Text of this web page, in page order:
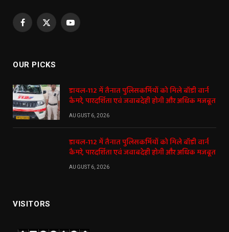
Facebook
X
YouTube
OUR PICKS
डायल-112 में तैनात पुलिसकर्मियों को मिले बॉडी वार्न
कैमरे, पारदर्शिता एवं जवाबदेही होगी और अधिक मजबूत
AUGUST 6, 2026
डायल-112 में तैनात पुलिसकर्मियों को मिले बॉडी वार्न
कैमरे, पारदर्शिता एवं जवाबदेही होगी और अधिक मजबूत
AUGUST 6, 2026
VISITORS